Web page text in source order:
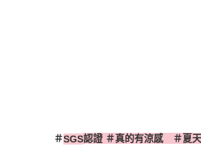
＃SGS認證 ＃真的有涼感 ＃夏